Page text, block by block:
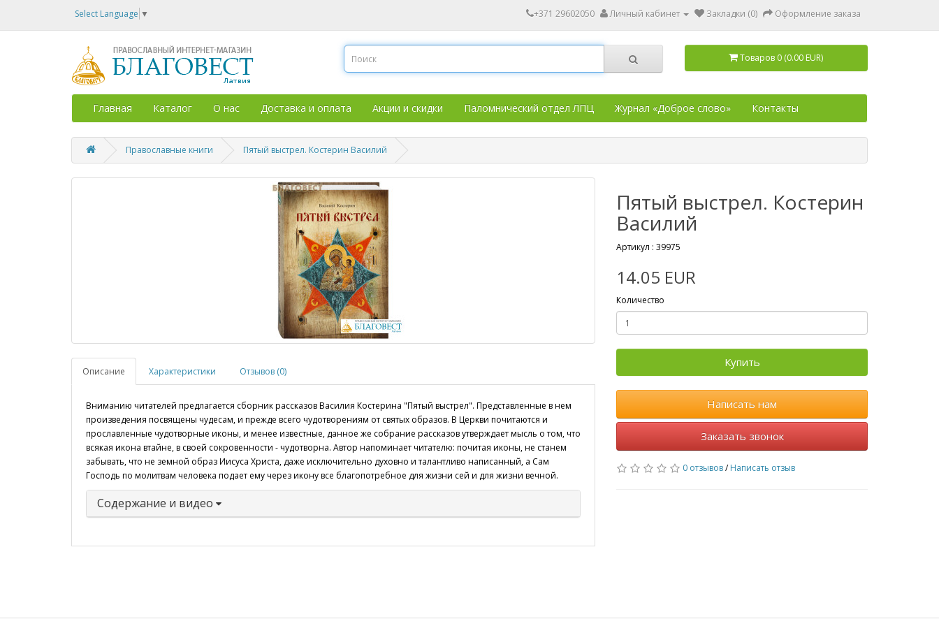
Select Language ▼ +371 29602050 Личный кабинет Закладки (0) Оформление заказа
Товаров 0 (0.00 EUR)
Главная Каталог О нас Доставка и оплата Акции и скидки Паломнический отдел ЛПЦ Журнал «Доброе слово» Контакты
Православные книги Пятый выстрел. Костерин Василий
Описание Характеристики Отзывов (0)
Вниманию читателей предлагается сборник рассказов Василия Костерина "Пятый выстрел". Представленные в нем
произведения посвящены чудесам, и прежде всего чудотворениям от святых образов. В Церкви почитаются и
прославленные чудотворные иконы, и менее известные, данное же собрание рассказов утверждает мысль о том, что
всякая икона втайне, в своей сокровенности - чудотворна. Автор напоминает читателю: почитая иконы, не станем
забывать, что не земной образ Иисуса Христа, даже исключительно духовно и талантливо написанный, а Сам
Господь по молитвам человека подает ему через икону все благопотребное для жизни сей и для жизни вечной.
Содержание и видео
Пятый выстрел. Костерин
Василий
Артикул : 39975
14.05 EUR
Количество
Купить
Написать нам
Заказать звонок
0 отзывов/Написать отзыв